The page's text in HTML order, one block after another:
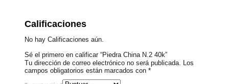
Calificaciones
No hay Calificaciones aún.
Sé el primero en calificar “Piedra China N.2 40k”
Tu dirección de correo electrónico no será publicada.
Los
campos obligatorios están marcados con *